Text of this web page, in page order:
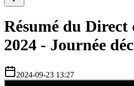
Résumé du Direct
2024 - Journée
2024-09-23 13:27